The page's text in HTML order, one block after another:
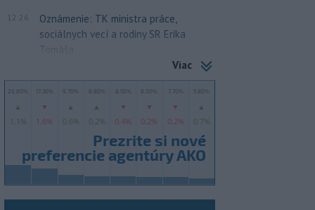
12:26
Oznámenie: TK ministra práce,
sociálnych vecí a rodiny SR Erika
Tomáša
Viac